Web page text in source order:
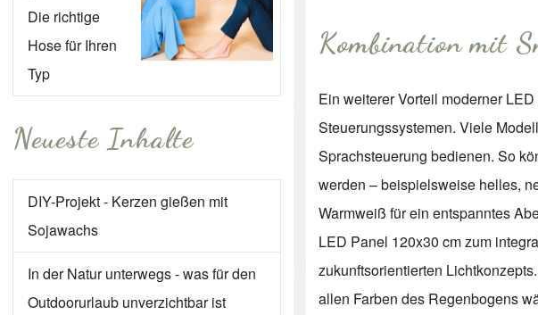
Die richtige
Hose für Ihren
Typ
Neueste Inhalte
DIY-Projekt - Kerzen gießen mit
Sojawachs
In der Natur unterwegs - was für den
Outdoorurlaub unverzichtbar ist
Kombination mit
Ein weiterer Vorteil moderner
Steuerungssystemen. Viele
Sprachsteuerung bedienen. So
werden – beispielsweise helles,
Warmweiß für ein entspanntes
LED Panel 120x30 cm zum
zukunftsorientierten
allen Farben des Regenbogens